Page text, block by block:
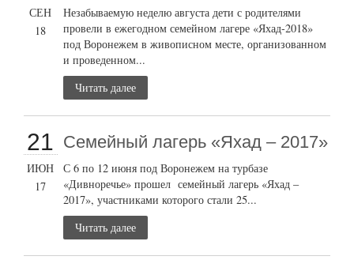
СЕН
18
Незабываемую неделю августа дети с родителями
провели в ежегодном семейном лагере «Яхад-2018»
под Воронежем в живописном месте, организованном
и проведенном...
Читать далее
21
ИЮН
17
Семейный лагерь «Яхад – 2017»
С 6 по 12 июня под Воронежем на турбазе
«Дивноречье» прошел семейный лагерь «Яхад –
2017», участниками которого стали 25...
Читать далее